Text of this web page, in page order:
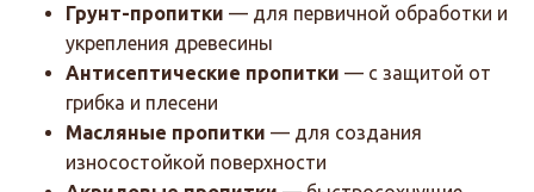
Грунт-пропитки — для первичной обработки и
укрепления древесины
Антисептические пропитки — с защитой от
грибка и плесени
Масляные пропитки — для создания
износостойкой поверхности